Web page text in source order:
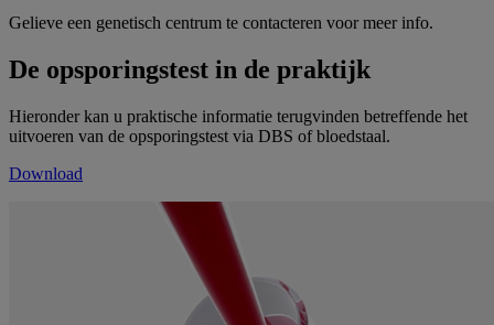
Gelieve een genetisch centrum te contacteren voor meer info.
De opsporingstest in de praktijk
Hieronder kan u praktische informatie terugvinden betreffende het
uitvoeren van de opsporingstest via DBS of bloedstaal.
Download